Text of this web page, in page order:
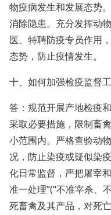
物疫病发生和发展态势
消除隐患。充分发挥动
医、特聘防疫专员作用
态势，防止疫情发生。
十、如何加强检疫监督
答：规范开展产地检疫
采取必要措施，限制畜
小范围内。严格查验动
况，防止染疫或疑似染
化日常监督，严把屠宰
准一处理”(“不准宰杀、
死畜禽及其产品，对死